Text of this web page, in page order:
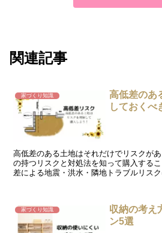
関連記事
家づくり知識
高低差のあ
しておくべ
高低差のある土地はそれだけでリスクが
の持つリスクと対処法を知って購入する
差による地震・洪水・隣地トラブルリス
家づくり知識
収納の考え
ン5選